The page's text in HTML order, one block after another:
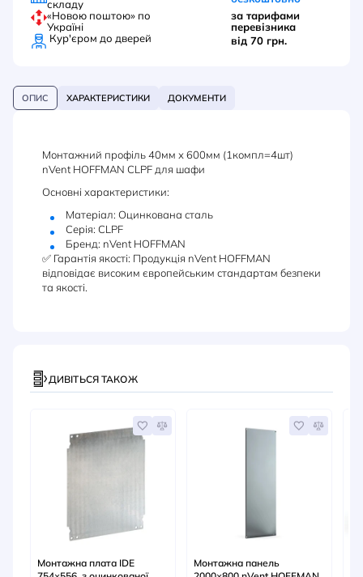
складу
«Новою поштою» по
Україні
за тарифами
перевізника
Кур'єром до дверей від 70 грн.
ОПИС ХАРАКТЕРИСТИКИ ДОКУМЕНТИ
Монтажний профіль 40мм х 600мм (1компл=4шт)
nVent HOFFMAN CLPF для шафи
Основні характеристики:
Матеріал: Оцинкована сталь
Серія: CLPF
Бренд: nVent HOFFMAN
✅ Гарантія якості: Продукція nVent HOFFMAN
відповідає високим європейським стандартам безпеки
та якості.
ДИВІТЬСЯ ТАКОЖ
Монтажна плата IDE
Монтажна панель